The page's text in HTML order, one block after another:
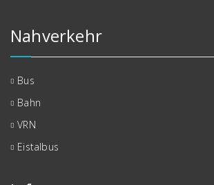
Nahverkehr
Bus
Bahn
VRN
Eistalbus